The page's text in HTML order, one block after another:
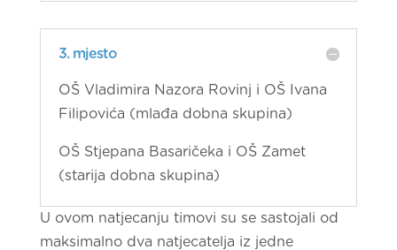
3. mjesto
OŠ Vladimira Nazora Rovinj i OŠ Ivana
Filipovića (mlađa dobna skupina)
OŠ Stjepana Basaričeka i OŠ Zamet
(starija dobna skupina)
U ovom natjecanju timovi su se sastojali od
maksimalno dva natjecatelja iz jedne